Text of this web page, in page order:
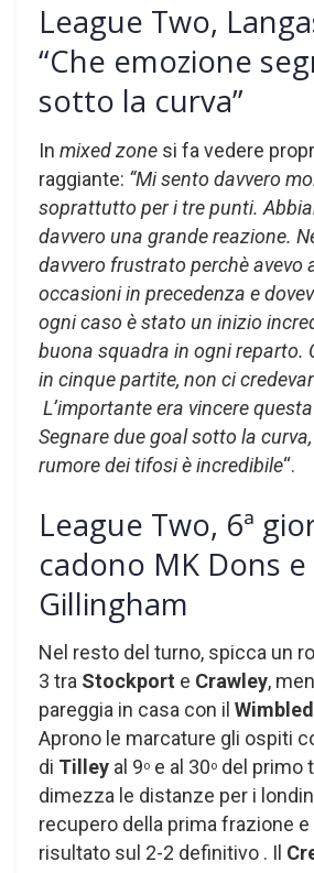
League Two,
“Che emozione
sotto la curva”
In mixed zone si fa vedere
raggiante: “Mi sento davvero
soprattutto per i tre punti.
davvero una grande reazione.
davvero frustrato perchè avevo
occasioni in precedenza e
ogni caso è stato un inizio
buona squadra in ogni reparto.
in cinque partite, non ci
L’importante era vincere
Segnare due goal sotto la
rumore dei tifosi è incredibile“.
League Two, 6ª
cadono MK Dons e
Gillingham
Nel resto del turno, spicca un
3 tra Stockport e Crawley,
pareggia in casa con il
Aprono le marcature gli ospiti
di Tilley al 9o e al 30o del primo
dimezza le distanze per i
recupero della prima frazione e
risultato sul 2-2 definitivo . Il